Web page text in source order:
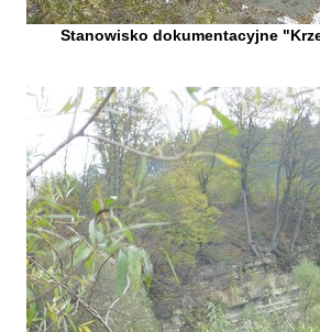
Stanowisko dokumentacyjne